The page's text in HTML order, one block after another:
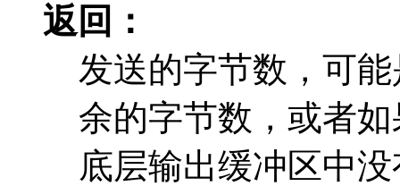
返回：
发送的字节数，可
余的字节数，或者
底层输出缓冲区中